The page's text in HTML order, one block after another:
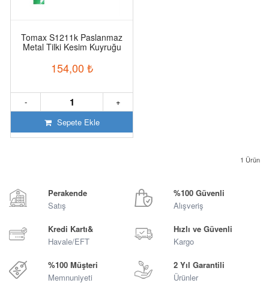
Tomax S1211k Paslanmaz
Metal Tilki Kesim Kuyruğu
300mm/8.5mm
154,00 ₺
+
-
Sepete Ekle
1 Ürün
Perakende
Satış
%100 Güvenli
Alışveriş
Kredi Kartı&
Havale/EFT
Hızlı ve Güvenli
Kargo
%100 Müşteri
Memnuniyeti
2 Yıl Garantili
Ürünler